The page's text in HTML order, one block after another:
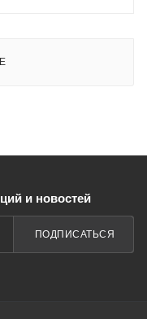
и новостей
ПОДПИСАТЬСЯ